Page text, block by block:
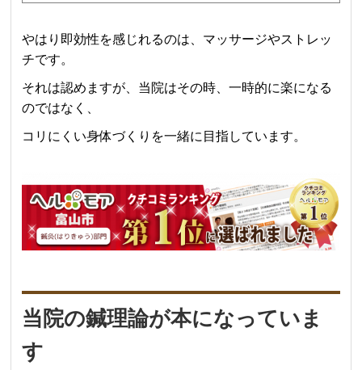
やはり即効性を感じれるのは、マッサージやストレッ
チです。
それは認めますが、当院はその時、一時的に楽になる
のではなく、
コリにくい身体づくりを一緒に目指しています。
当院の鍼理論が本になっていま
す